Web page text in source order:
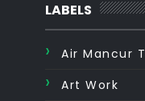
LABELS
Air Mancur
Art Work